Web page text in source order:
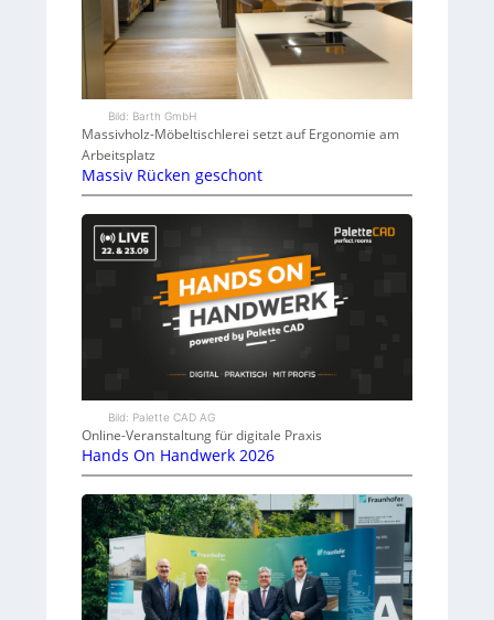
Bild: Barth GmbH
Massivholz-Möbeltischlerei setzt auf Ergonomie am
Arbeitsplatz
Massiv Rücken geschont
Bild: Palette CAD AG
Online-Veranstaltung für digitale Praxis
Hands On Handwerk 2026